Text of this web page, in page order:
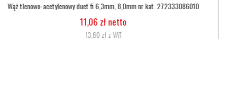
Wąż tlenowy fi 6,3
5,07 zł netto
6,24 zł z VAT